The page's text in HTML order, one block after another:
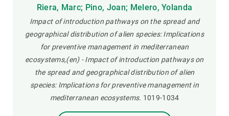
Riera, Marc; Pino, Joan; Melero, Yolanda
Impact of introduction pathways on the spread and
geographical distribution of alien species: Implications
for preventive management in mediterranean
ecosystems,(en) - Impact of introduction pathways on
the spread and geographical distribution of alien
species: Implications for preventive management in
mediterranean ecosystems. 1019-1034